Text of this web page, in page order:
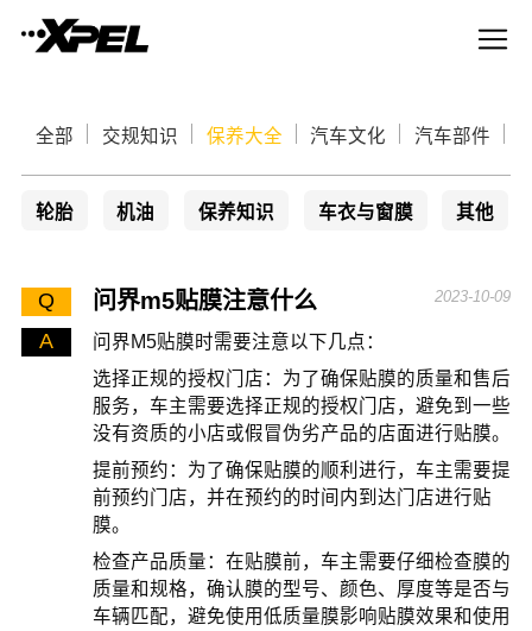
全部 交规知识 保养大全 汽车文化 汽车部件
轮胎 机油 保养知识 车衣与窗膜 其他
Q 问界m5贴膜注意什么 2023-10-09
A
问界M5贴膜时需要注意以下几点：
选择正规的授权门店：为了确保贴膜的质量和售后
服务，车主需要选择正规的授权门店，避免到一些
没有资质的小店或假冒伪劣产品的店面进行贴膜。
提前预约：为了确保贴膜的顺利进行，车主需要提
前预约门店，并在预约的时间内到达门店进行贴
膜。
检查产品质量：在贴膜前，车主需要仔细检查膜的
质量和规格，确认膜的型号、颜色、厚度等是否与
车辆匹配，避免使用低质量膜影响贴膜效果和使用